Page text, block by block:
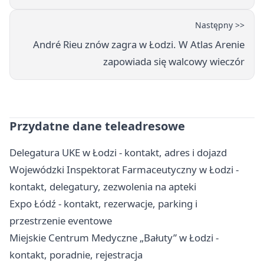
Następny >>
André Rieu znów zagra w Łodzi. W Atlas Arenie
zapowiada się walcowy wieczór
Przydatne dane teleadresowe
Delegatura UKE w Łodzi - kontakt, adres i dojazd
Wojewódzki Inspektorat Farmaceutyczny w Łodzi -
kontakt, delegatury, zezwolenia na apteki
Expo Łódź - kontakt, rezerwacje, parking i
przestrzenie eventowe
Miejskie Centrum Medyczne „Bałuty” w Łodzi -
kontakt, poradnie, rejestracja